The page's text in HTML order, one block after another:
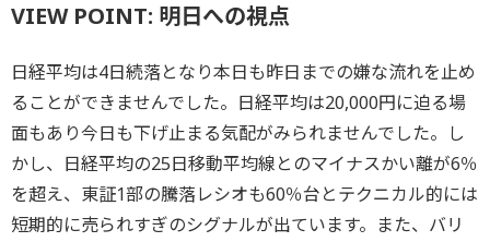
VIEW POINT: 明日への視点
日経平均は4日続落となり本日も昨日までの嫌な流れを止め
ることができませんでした。日経平均は20,000円に迫る場
面もあり今日も下げ止まる気配がみられませんでした。し
かし、日経平均の25日移動平均線とのマイナスかい離が6％
を超え、東証1部の騰落レシオも60％台とテクニカル的には
短期的に売られすぎのシグナルが出ています。また、バリ